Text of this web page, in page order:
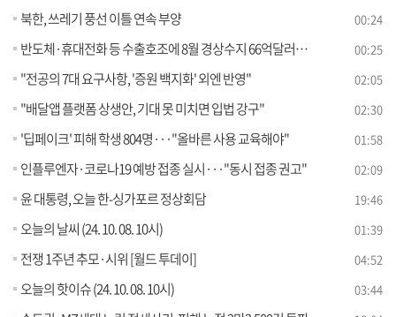
북한, 쓰레기 풍선 이틀 연속 부양 00:24
반도체·휴대전화 등 수출호조에 8월 경상수지 66억달러 흑자 00:25
"전공의 7대 요구사항, '증원 백지화' 외엔 반영" 02:05
"배달앱 플랫폼 상생안, 기대 못 미치면 입법 강구" 02:30
'딥페이크' 피해 학생 804명···"올바른 사용 교육해야" 01:58
인플루엔자·코로나19 예방 접종 실시···"동시 접종 권고" 02:09
윤 대통령, 오늘 한-싱가포르 정상회담 19:46
오늘의 날씨 (24. 10. 08. 10시) 01:39
전쟁 1주년 추모·시위 [월드 투데이] 04:52
오늘의 핫이슈 (24. 10. 08. 10시) 03:44